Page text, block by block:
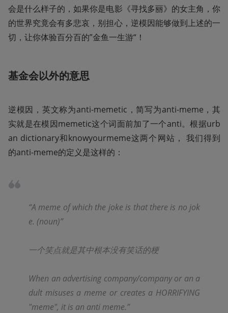
会是什么样子的，如果你是电影《寻找多丽》的女主角，你
的世界究竟会有多悲哀，别担心，逆模因能够做到上述的一
切，让你体验百分百的”金鱼一生游“！
基金会以外的意思
逆模因，英文称为anti-memetic，简写为anti-meme，其
实就是在模因memetic这个词面前加了一个anti。根据urb
an dictionary和knowyourmeme这两个网站， 我们得到
的anti-meme的定义是这样的：
“A meme of which the joke is that there is no jok
e. (noun)”
一个笑点就是其中根本没有笑话的梗
When an advertising company/company or an a
dult misuses a meme or creates a HORRIFYING
"meme", it is an anti meme.”